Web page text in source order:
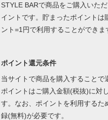
STYLE BARで商品をご購入いた
イントです。貯まったポイントは
ント=1円で利用することができま
ポイント還元条件
当サイトで商品を購入することで
ポイントはご購入金額(税抜)に対
す。なお、ポイントを利用するた
録(無料)が必要です。